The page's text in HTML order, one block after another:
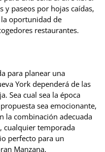
y paseos por hojas caídas,
oportunidad de
restaurantes.
para planear una
York dependerá de las
Sea cual sea la época
sea emocionante,
la combinación adecuada
cualquier temporada
perfecto para un
Manzana.